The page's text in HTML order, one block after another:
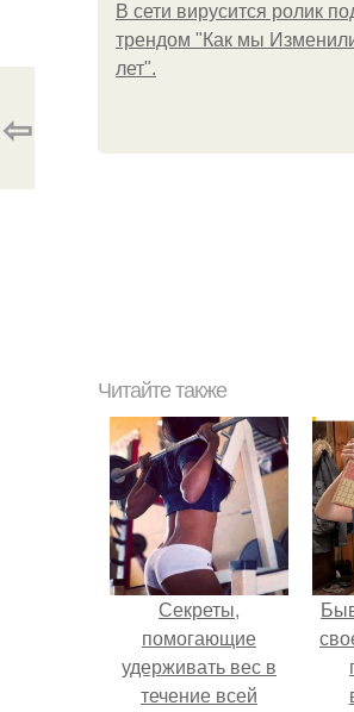
В сети вирусится ролик
трендом "Как мы
лет".
⇦
Читайте также
Секреты,
помогающие
удерживать вес в
течение всей